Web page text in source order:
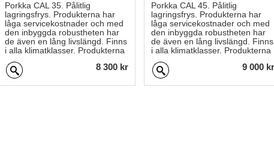
Porkka CAL 35. Pålitlig
lagringsfrys. Produkterna har
låga servicekostnader och med
den inbyggda robustheten har
de även en lång livslängd. Finns
i alla klimatklasser. Produkterna
pulverlackerad vit exteriör och
en aluminiuminteriör med ett
lock.
8 300 kr
Porkka CAL 45. Pålitlig
lagringsfrys. Produkterna har
låga servicekostnader och med
den inbyggda robustheten har
de även en lång livslängd. Finns
i alla klimatklasser. Produkterna
pulverlackerad vit exteriör och
en aluminiuminteriör med ett
lock.
9 000 kr